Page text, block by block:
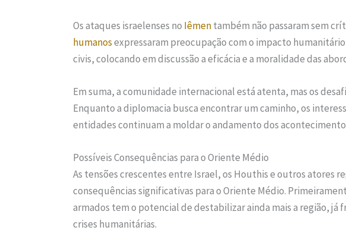
Os ataques israelenses no Iêmentambém não passaram sem
humanosexpressaram preocupação com o impacto
civis, colocando em discussão a eficácia e a moralidade das
Em suma, a comunidade internacional está atenta, mas os
Enquanto a diplomacia busca encontrar um caminho, os
entidades continuam a moldar o andamento dos
Possíveis Consequências para o Oriente Médio
As tensões crescentes entre Israel, os Houthis e outros atores
consequências significativas para o Oriente Médio.
armados tem o potencial de destabilizar ainda mais a região, já
crises humanitárias.